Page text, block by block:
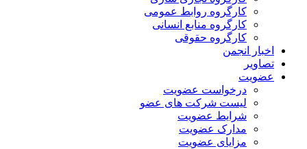
کارگروه روابط عمومی
کارگروه منابع انسانی
کارگروه حقوقی
اخبار انجمن
تصاویر
عضویت
درخواست عضویت
لیست شرکت های عضو
شرایط عضویت
مدارک عضویت
مزایای عضویت